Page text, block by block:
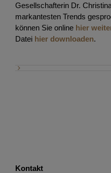
Gesellschafterin Dr.
markantesten Trends
können Sie online hier
Datei hier downloaden.
Kontakt